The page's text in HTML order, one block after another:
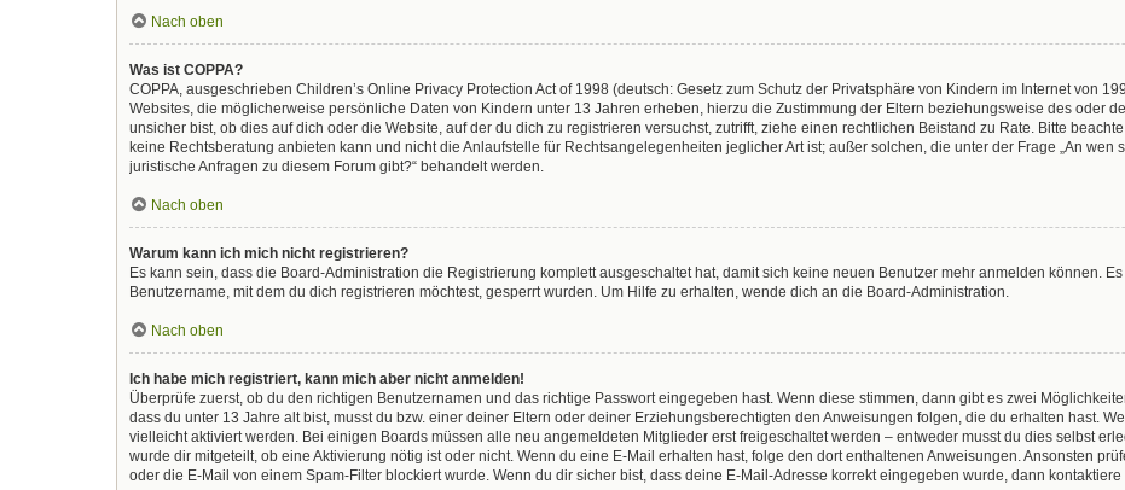
Nach oben
Was ist COPPA?
COPPA, ausgeschrieben Children’s Online Privacy Protection Act of 1998 (deutsch: Gesetz zum Schutz der Privatsphäre von Kindern im Internet von
Websites, die möglicherweise persönliche Daten von Kindern unter 13 Jahren erheben, hierzu die Zustimmung der Eltern beziehungsweise des oder
unsicher bist, ob dies auf dich oder die Website, auf der du dich zu registrieren versuchst, zutrifft, ziehe einen rechtlichen Beistand zu Rate. Bitte
keine Rechtsberatung anbieten kann und nicht die Anlaufstelle für Rechtsangelegenheiten jeglicher Art ist; außer solchen, die unter der Frage „An
juristische Anfragen zu diesem Forum gibt?“ behandelt werden.
Nach oben
Warum kann ich mich nicht registrieren?
Es kann sein, dass die Board-Administration die Registrierung komplett ausgeschaltet hat, damit sich keine neuen Benutzer mehr anmelden können.
Benutzername, mit dem du dich registrieren möchtest, gesperrt wurden. Um Hilfe zu erhalten, wende dich an die Board-Administration.
Nach oben
Ich habe mich registriert, kann mich aber nicht anmelden!
Überprüfe zuerst, ob du den richtigen Benutzernamen und das richtige Passwort eingegeben hast. Wenn diese stimmen, dann gibt es zwei
dass du unter 13 Jahre alt bist, musst du bzw. einer deiner Eltern oder deiner Erziehungsberechtigten den Anweisungen folgen, die du erhalten hast.
vielleicht aktiviert werden. Bei einigen Boards müssen alle neu angemeldeten Mitglieder erst freigeschaltet werden – entweder musst du dies selbst
wurde dir mitgeteilt, ob eine Aktivierung nötig ist oder nicht. Wenn du eine E-Mail erhalten hast, folge den dort enthaltenen Anweisungen. Ansonsten
oder die E-Mail von einem Spam-Filter blockiert wurde. Wenn du dir sicher bist, dass deine E-Mail-Adresse korrekt eingegeben wurde, dann kontaktiere